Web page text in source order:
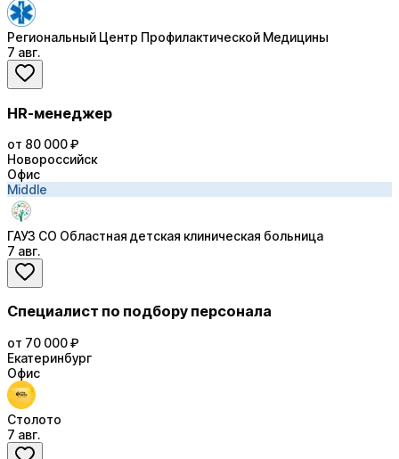
Региональный Центр Профилактической Медицины
7 авг.
HR-менеджер
от 80 000 ₽
Новороссийск
Офис
Middle
ГАУЗ СО Областная детская клиническая больница
7 авг.
Специалист по подбору персонала
от 70 000 ₽
Екатеринбург
Офис
Столото
7 авг.